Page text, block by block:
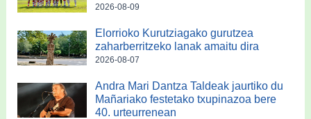
2026-08-09
Elorrioko Kurutziagako gurutzea
zaharberritzeko lanak amaitu dira
2026-08-07
Andra Mari Dantza Taldeak jaurtiko du
Mañariako festetako txupinazoa bere
40. urteurrenean